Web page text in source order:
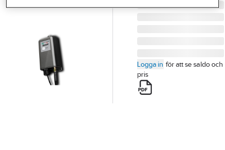
Logga in för att se saldo och
pris